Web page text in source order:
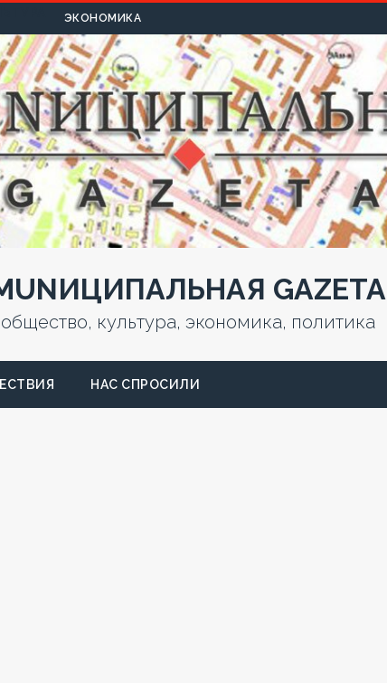
ЭКОНОМИКА
GAZЕТА
общество, культура, экономика, политика
НАС СПРОСИЛИ